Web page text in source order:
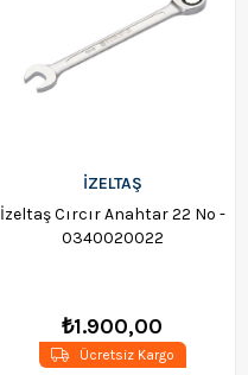
İZELTAŞ
İzeltaş Cırcır Anahtar 22 No -
0340020022
₺1.900,00
Ücretsiz Kargo